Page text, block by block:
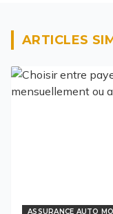
ARTICLES
ASSURANCE AUTO